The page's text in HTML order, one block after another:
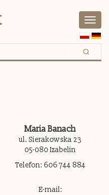
Pokaż
menu
Maria Banach
ul. Sierakowska 23
05-080 Izabelin
Telefon: 606 744 884
E-mail: